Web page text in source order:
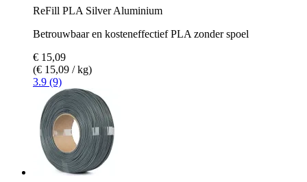
ReFill PLA Silver Aluminium
Betrouwbaar en kosteneffectief PLA zonder spoel
€ 15,09
(€ 15,09 / kg)
3.9 (9)